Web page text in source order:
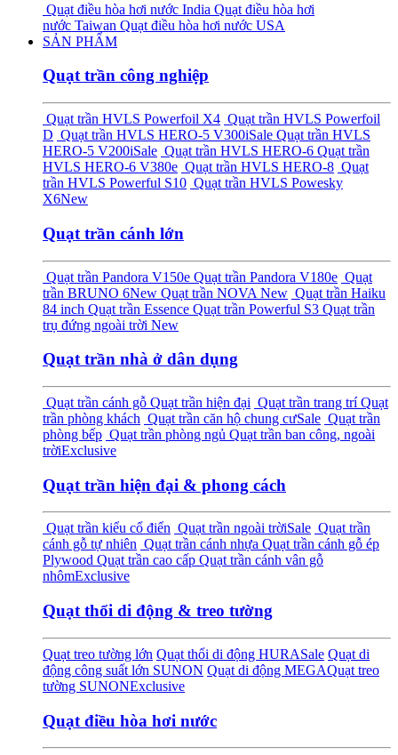
Quạt điều hòa hơi nước India Quạt điều hòa hơi
nước Taiwan Quạt điều hòa hơi nước USA
SẢN PHẨM
Quạt trần công nghiệp
Quạt trần HVLS Powerfoil X4 Quạt trần HVLS Powerfoil
D Quạt trần HVLS HERO-5 V300iSale Quạt trần HVLS
HERO-5 V200iSale Quạt trần HVLS HERO-6 Quạt trần
HVLS HERO-6 V380e Quạt trần HVLS HERO-8 Quạt
trần HVLS Powerful S10 Quạt trần HVLS Powesky
X6New
Quạt trần cánh lớn
Quạt trần Pandora V150e Quạt trần Pandora V180e Quạt
trần BRUNO 6New Quạt trần NOVA New Quạt trần Haiku
84 inch Quạt trần Essence Quạt trần Powerful S3 Quạt trần
trụ đứng ngoài trời New
Quạt trần nhà ở dân dụng
Quạt trần cánh gỗ Quạt trần hiện đại Quạt trần trang tríQuạt
trần phòng khách Quạt trần căn hộ chung cưSale Quạt trần
phòng bếp Quạt trần phòng ngủ Quạt trần ban công, ngoài
trờiExclusive
Quạt trần hiện đại & phong cách
Quạt trần kiểu cổ điển Quạt trần ngoài trờiSale Quạt trần
cánh gỗ tự nhiên Quạt trần cánh nhựa Quạt trần cánh gỗ ép
Plywood Quạt trần cao cấp Quạt trần cánh vân gỗ
nhômExclusive
Quạt thổi di động & treo tường
Quạt treo tường lớn Quạt thổi di động HURASale Quạt di
động công suất lớn SUNON Quạt di động MEGAQuạt treo
tường SUNONExclusive
Quạt điều hòa hơi nước